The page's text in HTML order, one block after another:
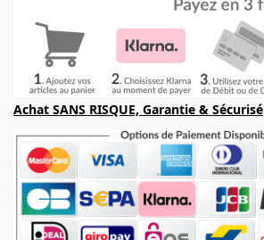
Achat SANS RISQUE, Garantie & Sécurisé